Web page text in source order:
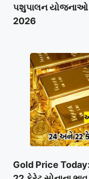
પશુપાલન યોજનાઓ
2026
Gold Price